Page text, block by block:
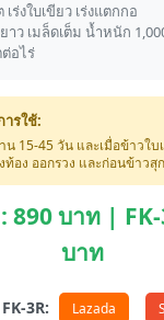
เร่งใบเขียว เร่งแตกกอ
ยาว เมล็ดเต็ม น้ำหนัก
อไร่
ารใช้:
น 15-45 วัน และเมื่อข้าวใบ
ท้อง ออกรวง และก่อนข้าว
890 บาท |
บาท
3R: Lazada